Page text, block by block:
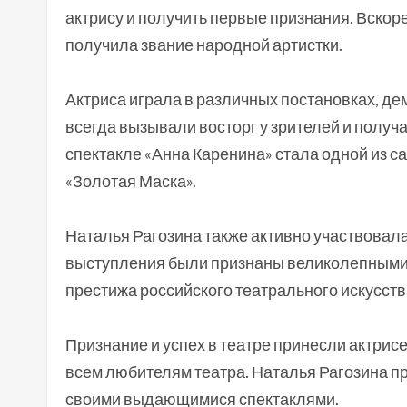
актрису и получить первые признания.
получила звание народной артистки.
Актриса играла в различных постановках,
всегда вызывали восторг у зрителей и
спектакле «Анна Каренина» стала одной из
«Золотая Маска».
Наталья Рагозина также активно
выступления были признаны
престижа российского театрального
Признание и успех в театре принесли
всем любителям театра. Наталья Рагозина
своими выдающимися спектаклями.